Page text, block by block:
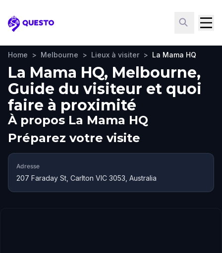
Questo
Home > Melbourne > Lieux à visiter > La Mama HQ
La Mama HQ, Melbourne,
Guide du visiteur et quoi
faire à proximité
À propos La Mama HQ
Préparez votre visite
Adresse
207 Faraday St, Carlton VIC 3053, Australia